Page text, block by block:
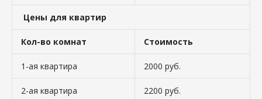
Цены для квартир
Кол-во комнат Стоимость
1-ая квартира 2000 руб.
2-ая квартира 2200 руб.